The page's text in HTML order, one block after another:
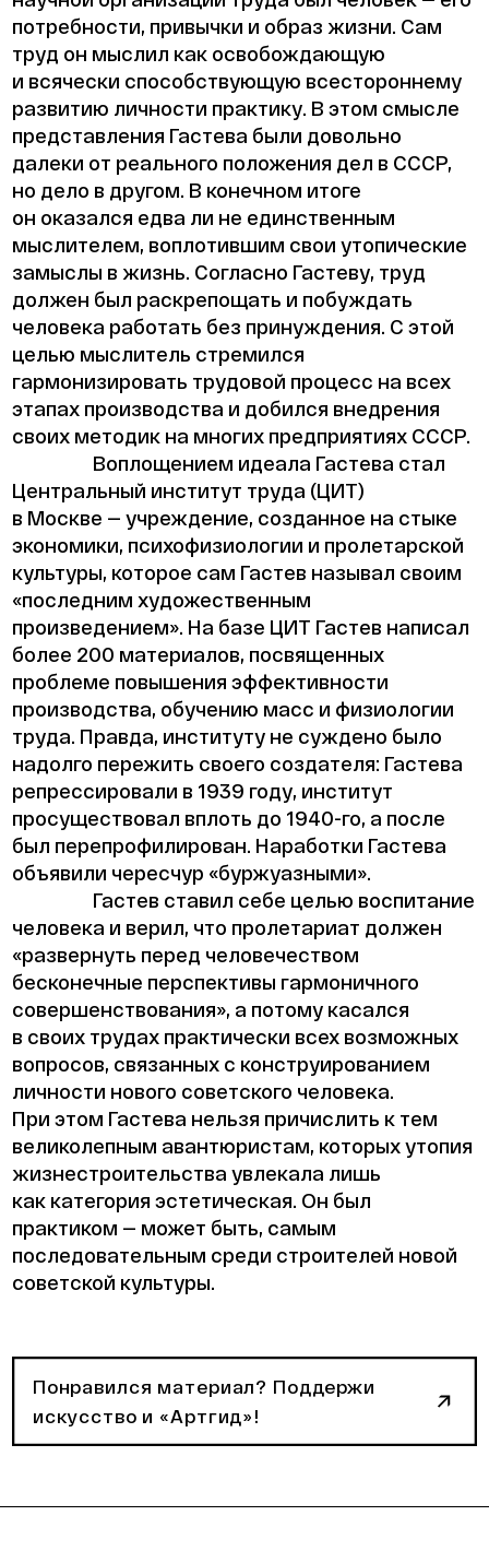
потребности, привычки и образ жизни. Сам
труд он мыслил как освобождающую
и всячески способствующую всестороннему
развитию личности практику. В этом смысле
представления Гастева были довольно
далеки от реального положения дел в СССР,
но дело в другом. В конечном итоге
он оказался едва ли не единственным
мыслителем, воплотившим свои утопические
замыслы в жизнь. Согласно Гастеву, труд
должен был раскрепощать и побуждать
человека работать без принуждения. С этой
целью мыслитель стремился
гармонизировать трудовой процесс на всех
этапах производства и добился внедрения
своих методик на многих предприятиях СССР.
Воплощением идеала Гастева стал
Центральный институт труда (ЦИТ)
в Москве — учреждение, созданное на стыке
экономики, психофизиологии и пролетарской
культуры, которое сам Гастев называл своим
«последним художественным
произведением». На базе ЦИТ Гастев написал
более 200 материалов, посвященных
проблеме повышения эффективности
производства, обучению масс и физиологии
труда. Правда, институту не суждено было
надолго пережить своего создателя: Гастева
репрессировали в 1939 году, институт
просуществовал вплоть до 1940-го, а после
был перепрофилирован. Наработки Гастева
объявили чересчур «буржуазными».
Гастев ставил себе целью воспитание
человека и верил, что пролетариат должен
«развернуть перед человечеством
бесконечные перспективы гармоничного
совершенствования», а потому касался
в своих трудах практически всех возможных
вопросов, связанных с конструированием
личности нового советского человека.
При этом Гастева нельзя причислить к тем
великолепным авантюристам, которых утопия
жизнестроительства увлекала лишь
как категория эстетическая. Он был
практиком — может быть, самым
последовательным среди строителей новой
советской культуры.
Понравился материал? Поддержи
искусство и «Артгид»!